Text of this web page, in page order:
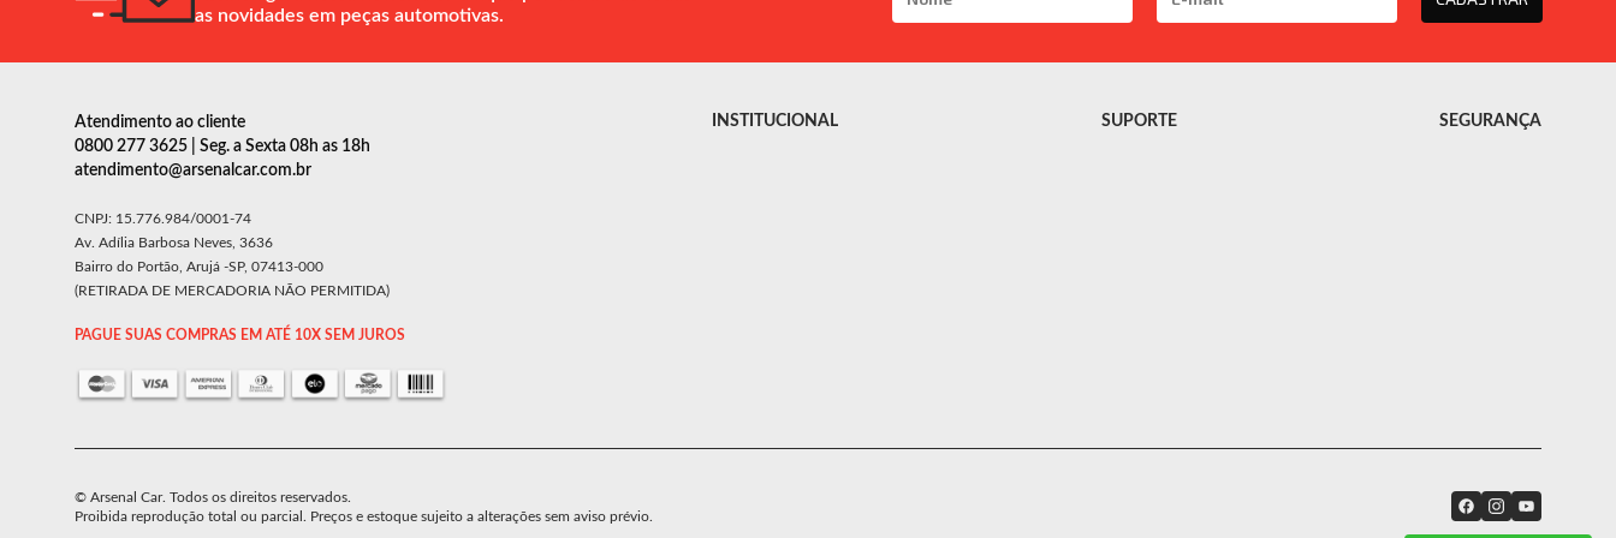
as novidades em peças automotivas.
Atendimento ao cliente
0800 277 3625 | Seg. a Sexta 08h as 18h
atendimento@arsenalcar.com.br
CNPJ: 15.776.984/0001-74
Av. Adília Barbosa Neves, 3636
Bairro do Portão, Arujá -SP, 07413-000
(RETIRADA DE MERCADORIA NÃO PERMITIDA)
PAGUE SUAS COMPRAS EM ATÉ 10X SEM JUROS
INSTITUCIONAL SUPORTE SEGURANÇA
© Arsenal Car. Todos os direitos reservados.
Proibida reprodução total ou parcial. Preços e estoque sujeito a alterações sem aviso prévio.